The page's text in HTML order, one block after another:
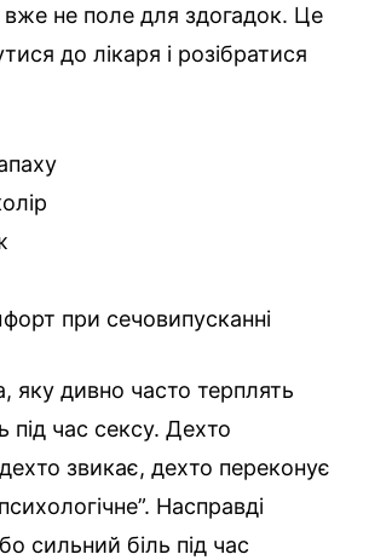
вже не поле для здогадок. Це
до лікаря і розібратися
при сечовипусканні
яку дивно часто терплять
під час сексу. Дехто
звикає, дехто переконує
Насправді
сильний біль під час